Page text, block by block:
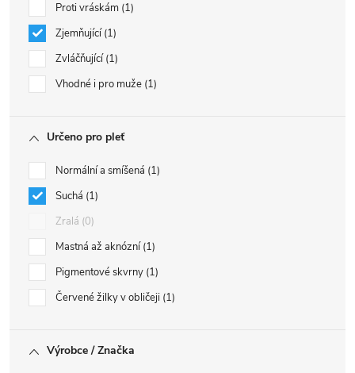
Proti vráskám 1
Zjemňující 1
Zvláčňující 1
Vhodné i pro muže 1
Určeno pro pleť
Normální a smíšená 1
Suchá 1
Zralá 0
Mastná až aknózní 1
Pigmentové skvrny 1
Červené žilky v obličeji 1
Výrobce / Značka